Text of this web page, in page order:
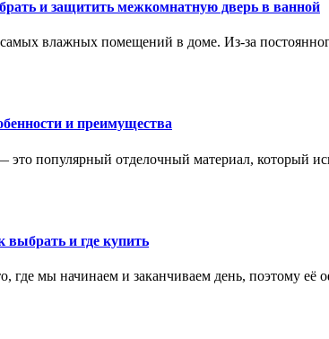
и защитить межкомнатную дверь в ванной
влажных помещений в доме. Из-за
и преимущества
популярный отделочный материал, который
выбрать и где купить
где мы начинаем и заканчиваем день, поэтому